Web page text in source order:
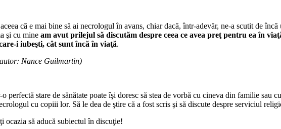
că e mai bine să ai necrologul în avans, chiar dacă, într-adevăr, ne-a scutit de
şi cu mine am avut prilejul să discutăm despre ceea ce avea preţ pentru ea în
i iubeşti, cât sunt încă în viaţă.
Nance Guilmartin)
perfectă stare de sănătate poate îşi doresc să stea de vorbă cu cineva din familie
cu copiii lor. Să le dea de ştire că a fost scris şi să discute despre serviciul
ocazia să aducă subiectul în discuţie!